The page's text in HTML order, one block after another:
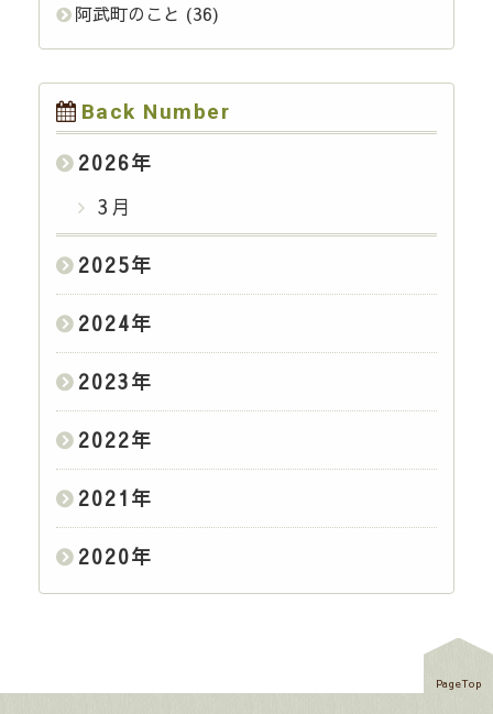
阿武町のこと (36)
Back Number
2026年
3月
2025年
2024年
2023年
2022年
2021 年
2020年
PageTop